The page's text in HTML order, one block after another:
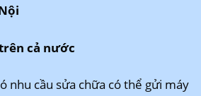
cả nước
nhu cầu sửa chữa có thể gửi máy